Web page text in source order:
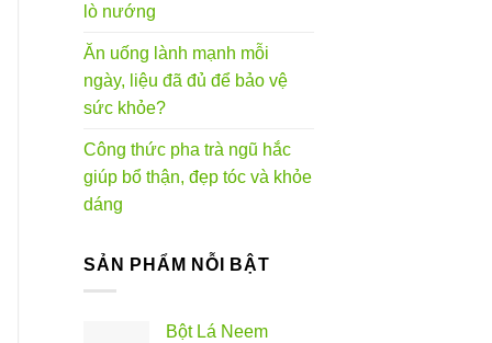
lò nướng
Ăn uống lành mạnh mỗi
ngày, liệu đã đủ để bảo vệ
sức khỏe?
Công thức pha trà ngũ hắc
giúp bổ thận, đẹp tóc và khỏe
dáng
SẢN PHẨM NỖI BẬT
Bột Lá Neem